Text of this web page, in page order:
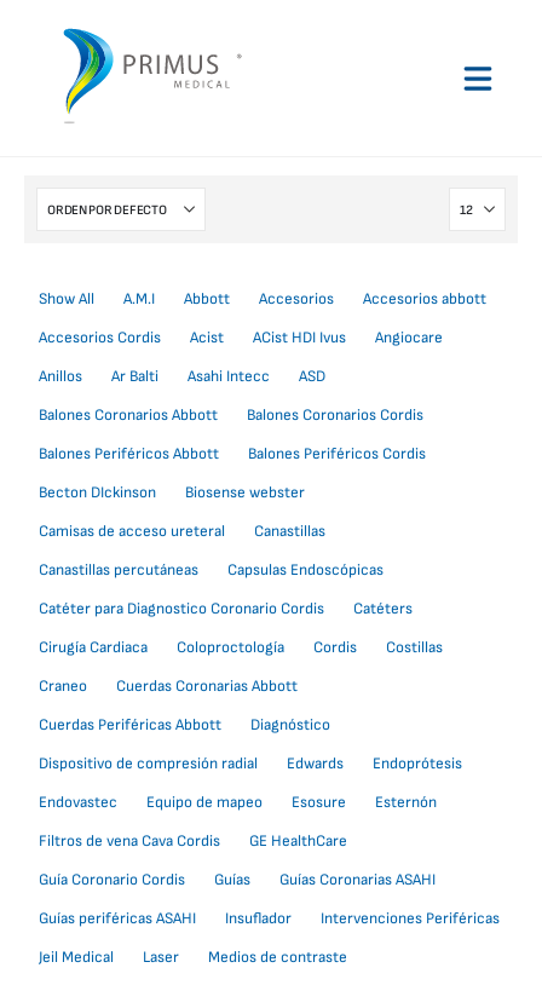
Show All A.M.I Abbott Accesorios
Accesorios abbott
Accesorios Cordis
Acist ACist HDI Ivus
Angiocare
Anillos
Ar Balti Asahi Intecc
ASD
Balones Coronarios Abbott
Balones Coronarios Cordis
Balones Periféricos Abbott
Balones Periféricos Cordis
Becton DIckinson
Biosense webster
Camisas de acceso ureteral
Canastillas
Canastillas percutáneas
Capsulas Endoscópicas
Catéter para Diagnostico Coronario Cordis
Catéters
Cirugía Cardiaca
Coloproctología Cordis
Costillas
Craneo
Cuerdas Coronarias Abbott
Cuerdas Periféricas Abbott
Diagnóstico
Dispositivo de compresión radial
Edwards
Endoprótesis
Endovastec
Equipo de mapeo Esosure
Esternón
Filtros de vena Cava Cordis
GE HealthCare
Guía Coronario Cordis
Guías
Guías Coronarias ASAHI
Guías periféricas ASAHI
Insuflador
Intervenciones Periféricas
Jeil Medical
Laser
Medios de contraste